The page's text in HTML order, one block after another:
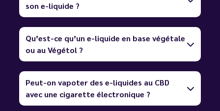
son e-liquide ?
Qu’est-ce qu’un e-liquide en base végétale
ou au Végétol ?
Peut-on vapoter des e-liquides au CBD
avec une cigarette électronique ?